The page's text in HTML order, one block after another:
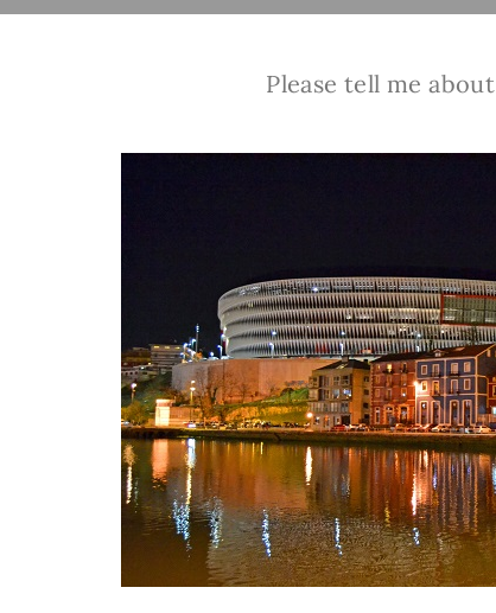
Please tell me about